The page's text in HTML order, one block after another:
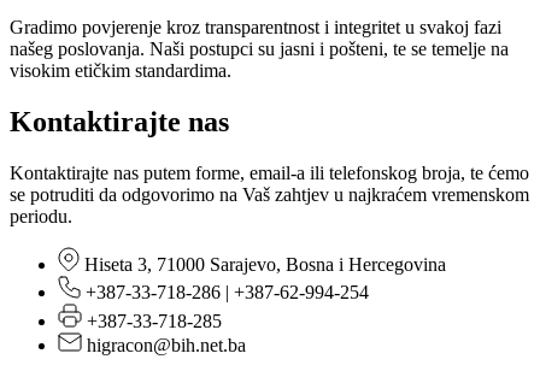
Gradimo povjerenje kroz transparentnost i integritet u svakoj fazi
našeg poslovanja. Naši postupci su jasni i pošteni, te se temelje na
visokim etičkim standardima.
Kontaktirajte nas
Kontaktirajte nas putem forme, email-a ili telefonskog broja, te ćemo
se potruditi da odgovorimo na Vaš zahtjev u najkraćem vremenskom
periodu.
Hiseta 3, 71000 Sarajevo, Bosna i Hercegovina
+387-33-718-286 | +387-62-994-254
+387-33-718-285
higracon@bih.net.ba